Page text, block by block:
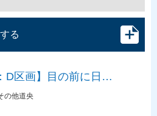
る
D区画】目の前に日…
の他道央